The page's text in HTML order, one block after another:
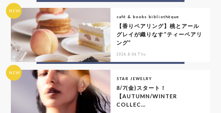
NEW
café & books bibliothèque
【香りペアリング】桃とアール
グレイが織りなす“ティーペアリ
ング”
2026.8.06 Thu
NEW
STAR JEWELRY
8/7(金)スタート！
【AUTUMN/WINTER
COLLEC...